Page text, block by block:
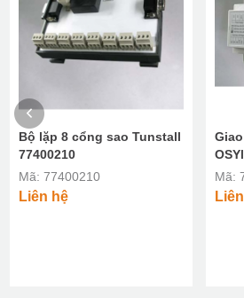
Bộ lặp 8 cổng sao Tunstall
77400210
Mã: 77400210
Liên hệ
Mã: